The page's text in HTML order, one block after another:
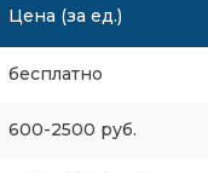
Цена (за ед.)
бесплатно
600-2500 руб.